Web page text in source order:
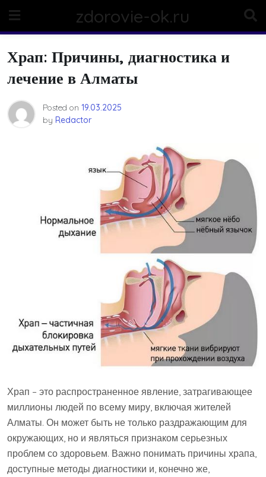
content
zdorovie-ok.ru
Храп: Причины, диагностика и
лечение в Алматы
Posted on 19.03.2025
by Redactor
Храп – это распространенное явление, затрагивающее
миллионы людей по всему миру, включая жителей
Алматы. Он может быть не только раздражающим для
окружающих, но и являться признаком серьезных
проблем со здоровьем. Важно понимать причины храпа,
доступные методы диагностики и, конечно же,